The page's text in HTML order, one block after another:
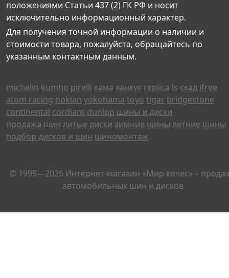
положениями Статьи 437 (2) ГК РФ и носит
исключительно информационный характер.
Для получения точной информации о наличии и
стоимости товара, пожалуйста, обращайтесь по
указанным контактным данным.
michelin kumho pirelli кама ханкук replica ls скад ifree
atom racing nokian yokohama toyo tigar bridgestone
continental cordiant dunlop шины и диски
продажа шин литые диски зимние шины летние шины
подбор дисков и шин шиномонтаж
© 1995—2026 Интернет-магазин «Мир колес» –
автомобильных шин и дисков